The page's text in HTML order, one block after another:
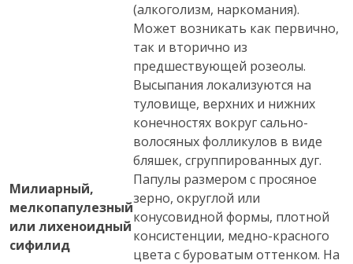
Милиарный,
мелкопапулезный
или лихеноидный
сифилид
(алкоголизм, наркомания).
Может возникать как первично,
так и вторично из
предшествующей розеолы.
Высыпания локализуются на
туловище, верхних и нижних
конечностях вокруг сально-
волосяных фолликулов в виде
бляшек, сгруппированных дуг.
Папулы размером с просяное
зерно, округлой или
конусовидной формы, плотной
консистенции, медно-красного
цвета с буроватым оттенком. На